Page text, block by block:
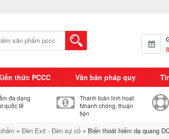
thức PCCC Văn bản pháp quy
đa dạng
quốc tế
Thanh toán linh hoạt
Nhanh chóng, thuận
tiện
» Đèn Exit - Đèn sự cố» Biển thoát hiểm dạ quang